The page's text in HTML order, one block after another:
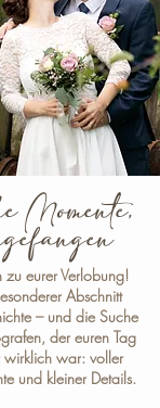
Momente,
eurer Verlobung!
Abschnitt
– und die Suche
der euren Tag
wirklich war: voller
und kleiner Details.